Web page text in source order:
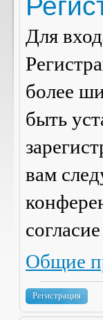
Для
более
быть
вам
Общие
Регистрация